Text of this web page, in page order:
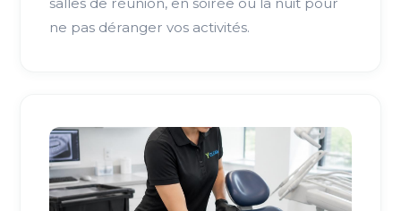
ne pas déranger vos activités.